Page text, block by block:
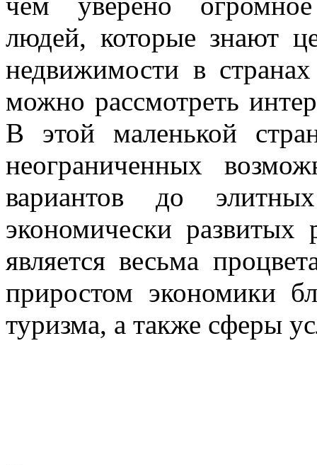
людей, которые знают
недвижимости в
можно рассмотреть
В этой маленькой
неограниченных
вариантов до
экономически развитых
является весьма
приростом экономики
туризма, а также сферы